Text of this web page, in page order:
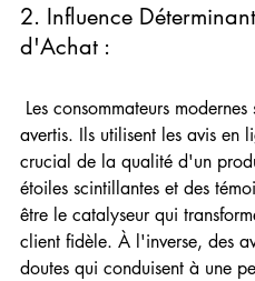
2. Influence
d'Achat :
avertis. Ils utilisent les avis en
crucial de la qualité d'un
étoiles scintillantes et des
être le catalyseur qui
client fidèle. À l'inverse, des
doutes qui conduisent à une